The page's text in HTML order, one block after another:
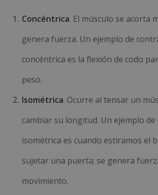
Concéntrica. El músculo se acorta
genera fuerza. Un ejemplo de
concéntrica es la flexión de codo
peso.
Isométrica. Ocurre al tensar un
cambiar su longitud. Un ejemplo
isométrica es cuando estiramos el
sujetar una puerta; se genera
movimiento.